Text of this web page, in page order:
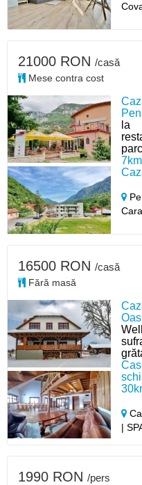
la
21000 RON /casă
Mese contra cost
|
16500 RON /casă
Fără masă
1990 RON /pers